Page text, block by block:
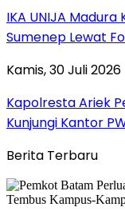
IKA UNIJA
Sumenep Lewat
Kamis, 30 Juli 2026
Kapolresta Ariek
Kunjungi Kantor
Berita Terbaru